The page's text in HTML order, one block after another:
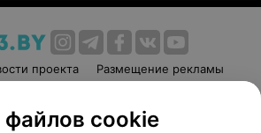
проекта
Размещение рекламы
соглашение
Способы оплаты
cookie